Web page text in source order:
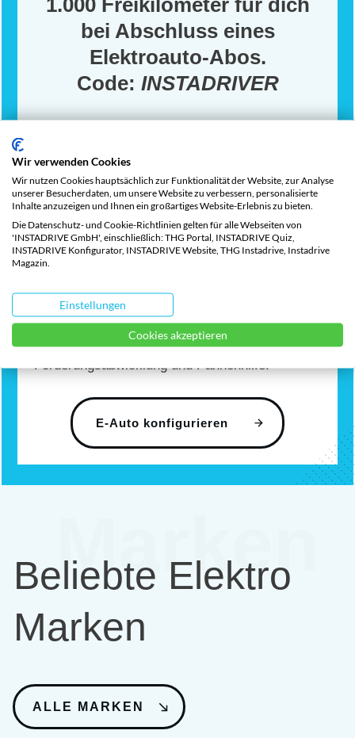
1.000 Freikilometer für dich
bei Abschluss eines
Elektroauto-Abos.
Code: INSTADRIVER
DAS MODERNE ELEKTROAUTO ABO
Ein einfaches und flexibles Elektroauto-Abo,
Fixpreis enthält alle Gebühren, Versicherung,
Wartung, Garantie, 8-fach-Bereifung,
Förderungsabwicklung und Pannenhilfe.
E-Auto konfigurieren
Marken
Beliebte Elektro
Marken
ALLE MARKEN
Wir verwenden Cookies
Wir nutzen Cookies hauptsächlich zur Funktionalität der Website, zur Analyse
unserer Besucherdaten, um unsere Website zu verbessern, personalisierte
Inhalte anzuzeigen und Ihnen ein großartiges Website-Erlebnis zu bieten.
Die Datenschutz- und Cookie-Richtlinien gelten für alle Webseiten von
'INSTADRIVE GmbH', einschließlich: THG Portal, INSTADRIVE Quiz,
INSTADRIVE Konfigurator, INSTADRIVE Website, THG Instadrive, Instadrive
Magazin.
Einstellungen
Cookies akzeptieren